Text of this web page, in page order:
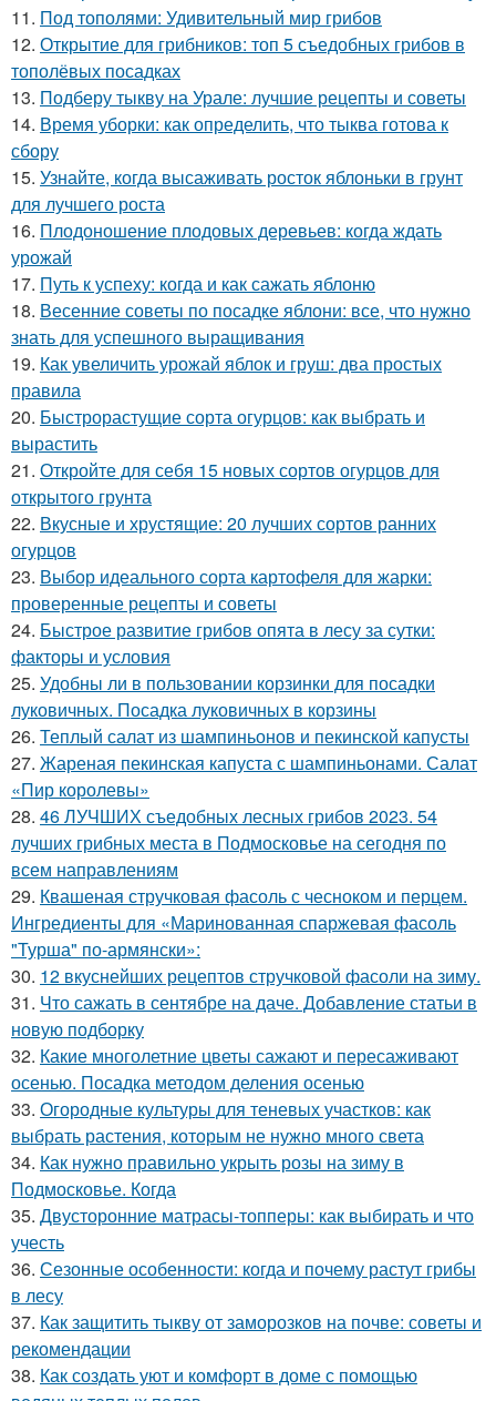
11. Под тополями: Удивительный мир грибов
12. Открытие для грибников: топ 5 съедобных грибов в
тополёвых посадках
13. Подберу тыкву на Урале: лучшие рецепты и советы
14. Время уборки: как определить, что тыква готова к
сбору
15. Узнайте, когда высаживать росток яблоньки в грунт
для лучшего роста
16. Плодоношение плодовых деревьев: когда ждать
урожай
17. Путь к успеху: когда и как сажать яблоню
18. Весенние советы по посадке яблони: все, что нужно
знать для успешного выращивания
19. Как увеличить урожай яблок и груш: два простых
правила
20. Быстрорастущие сорта огурцов: как выбрать и
вырастить
21. Откройте для себя 15 новых сортов огурцов для
открытого грунта
22. Вкусные и хрустящие: 20 лучших сортов ранних
огурцов
23. Выбор идеального сорта картофеля для жарки:
проверенные рецепты и советы
24. Быстрое развитие грибов опята в лесу за сутки:
факторы и условия
25. Удобны ли в пользовании корзинки для посадки
луковичных. Посадка луковичных в корзины
26. Теплый салат из шампиньонов и пекинской капусты
27. Жареная пекинская капуста с шампиньонами. Салат
«Пир королевы»
28. 46 ЛУЧШИХ съедобных лесных грибов 2023. 54
лучших грибных места в Подмосковье на сегодня по
всем направлениям
29. Квашеная стручковая фасоль с чесноком и перцем.
Ингредиенты для «Маринованная спаржевая фасоль
"Турша" по-армянски»:
30. 12 вкуснейших рецептов стручковой фасоли на зиму.
31. Что сажать в сентябре на даче. Добавление статьи в
новую подборку
32. Какие многолетние цветы сажают и пересаживают
осенью. Посадка методом деления осенью
33. Огородные культуры для теневых участков: как
выбрать растения, которым не нужно много света
34. Как нужно правильно укрыть розы на зиму в
Подмосковье. Когда
35. Двусторонние матрасы-топперы: как выбирать и что
учесть
36. Сезонные особенности: когда и почему растут грибы
в лесу
37. Как защитить тыкву от заморозков на почве: советы и
рекомендации
38. Как создать уют и комфорт в доме с помощью